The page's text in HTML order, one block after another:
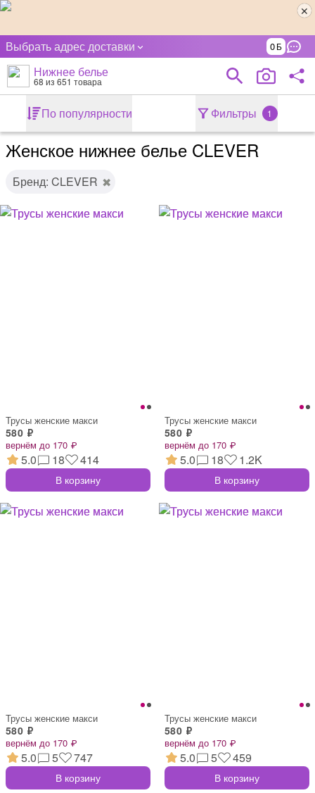
Выбрать адрес доставки 0
Нижнее белье
68 из 651 товара
По популярности Фильтры 1
Женское нижнее белье CLEVER
Бренд: CLEVER
Трусы женские макси
580 ₽
вернём до 170 ₽
5.0 18 414
В корзину
Трусы женские макси
580 ₽
вернём до 170 ₽
5.0 18 1.2K
В корзину
Трусы женские макси
580 ₽
вернём до 170 ₽
5.0 5 747
В корзину
Трусы женские макси
580 ₽
вернём до 170 ₽
5.0 5 459
В корзину